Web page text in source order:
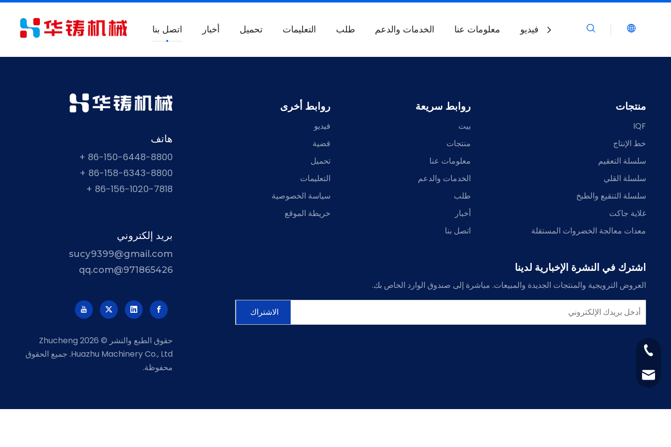
اتصل بنا أخبار تحميل التعليمات طلب الخدمات والدعم معلومات عنا فيديو
هاتف
86-150-6448-8800 +
86-158-6343-8800 +
86-156-1020-7818 +
بريد إلكتروني
sucy9399@gmail.com
971865426@qq.com
+86-150-
+86-158-6343-
حقوق الطبع والنشر © 2026
Zhucheng
Huazhu Machinery Co., Ltd. جميع الحقوق
محفوظة.
منتجات
IQF
خط الإنتاج
سلسلة التعقيم
سلسلة القلي
سلسلة التنقيع والطبخ
غلاية جاكت
معدات معالجة الخضروات المستقلة
روابط سريعة
بيت
منتجات
معلومات عنا
الخدمات والدعم
طلب
أخبار
اتصل بنا
روابط أخرى
فيديو
قضية
تحميل
التعليمات
سياسة الخصوصية
خريطة الموقع
اشترك في النشرة الإخبارية لدينا
العروض الترويجية والمنتجات الجديدة والمبيعات. مباشرة إلى صندوق الوارد الخاص بك.
الاشتراك